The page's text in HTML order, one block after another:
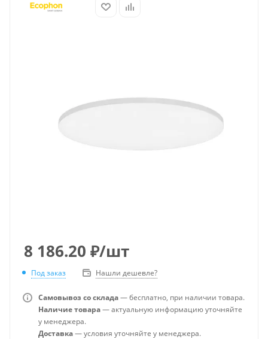
8 186.20 ₽/шт
Под заказ Нашли дешевле?
Самовывоз со склада— бесплатно, при наличии товара.
Наличие товара— актуальную информацию уточняйте
у менеджера.
Доставка— условия уточняйте у менеджера.